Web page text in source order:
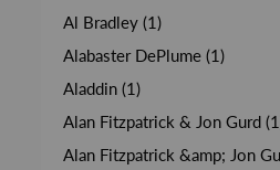
Al Bradley (1)
Alabaster DePlume (1)
Aladdin (1)
Alan Fitzpatrick & Jon Gurd
Alan Fitzpatrick &amp; Jon